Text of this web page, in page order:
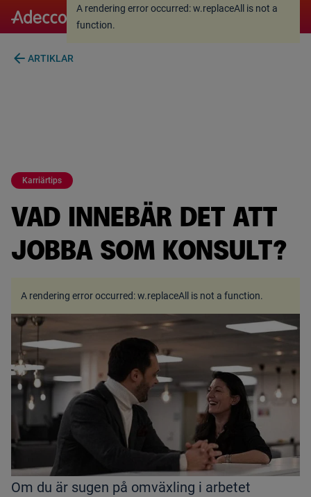
A rendering error occurred:
function.
A rendering error occurred:w.replaceAll is not a
function.
arrow_back ARTIKLAR
Karriärtips
VAD INNEBÄR DET ATT
JOBBA SOM KONSULT?
Om du är sugen på omväxling i arbetet
A rendering error occurred:w.replaceAll is not a function.